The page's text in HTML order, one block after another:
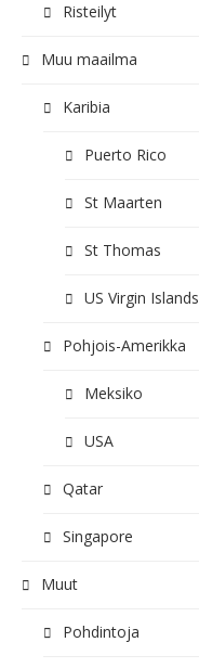
Risteilyt
Muu maailma
Karibia
Puerto Rico
St Maarten
St Thomas
US Virgin Islands
Pohjois-Amerikka
Meksiko
USA
Qatar
Singapore
Muut
Pohdintoja